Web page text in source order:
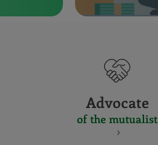
Advocate
of the mutualist